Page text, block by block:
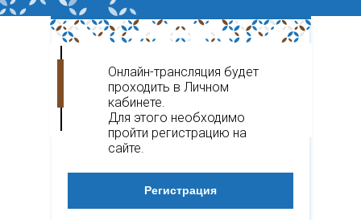
Онлайн-трансляция будет
проходить в Личном
кабинете.
Для этого необходимо
пройти регистрацию на
сайте.
Регистрация